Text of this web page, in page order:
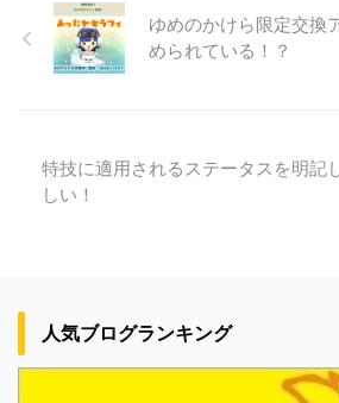
ゆめのかけら限定交換
められている！？
特技に適用されるステータスを明記
しい！
人気ブログランキング